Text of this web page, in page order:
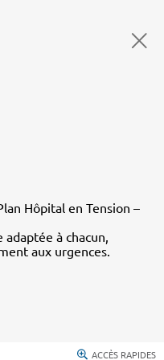
Hôpital en Tension –
à chacun,
aux urgences.
ACCÈS RAPIDES